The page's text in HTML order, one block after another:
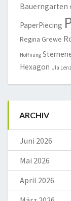
Bauerngarten
PaperPiecing
Regina Grewe
Hoffnung
Hexagon Ula Lenz
ARCHIV
Juni 2026
Mai 2026
April 2026